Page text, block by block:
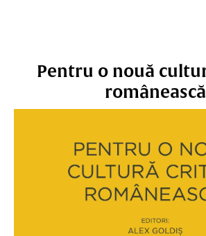
Pentru o nouă
românească